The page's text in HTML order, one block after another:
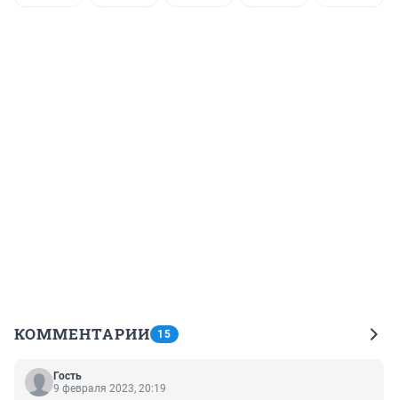
КОММЕНТАРИИ 15
Гость
9 февраля 2023, 20:19